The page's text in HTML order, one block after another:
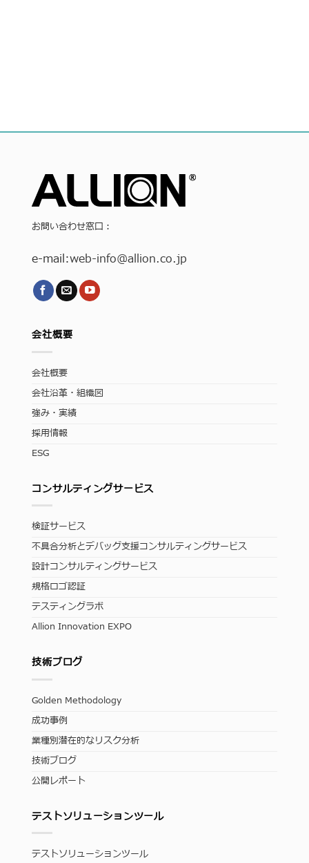
お問い合わせ窓口：
e-mail:web-info@allion.co.jp
会社概要
会社概要
会社沿革・組織図
強み・実績
採用情報
ESG
コンサルティングサービス
検証サービス
不具合分析とデバッグ支援コンサルティングサービス
設計コンサルティングサービス
規格ロゴ認証
テスティングラボ
Allion Innovation EXPO
技術ブログ
Golden Methodology
成功事例
業種別潜在的なリスク分析
技術ブログ
公開レポート
テストソリューションツール
テストソリューションツール